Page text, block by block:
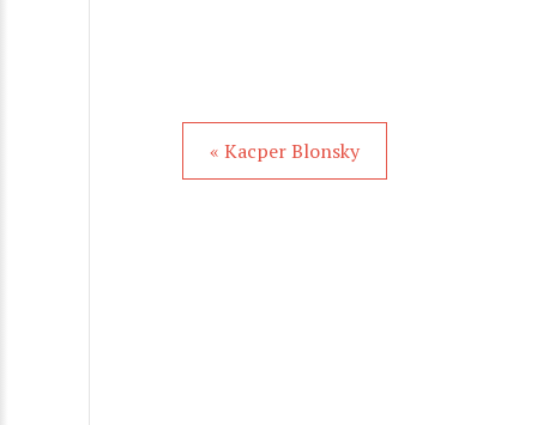
« Kacper Blonsky